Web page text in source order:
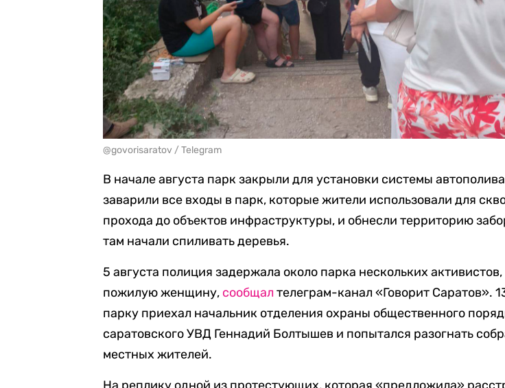
@govorisaratov / Telegram
В начале августа парк закрыли для установки системы
заварили все входы в парк, которые жители использовали для
прохода до объектов инфраструктуры, и обнесли территорию
там начали спиливать деревья.
5 августа полиция задержала около парка нескольких
пожилую женщину, сообщал телеграм-канал «Говорит Саратов».
парку приехал начальник отделения охраны общественного
саратовского УВД Геннадий Болтышев и попытался разогнать
местных жителей.